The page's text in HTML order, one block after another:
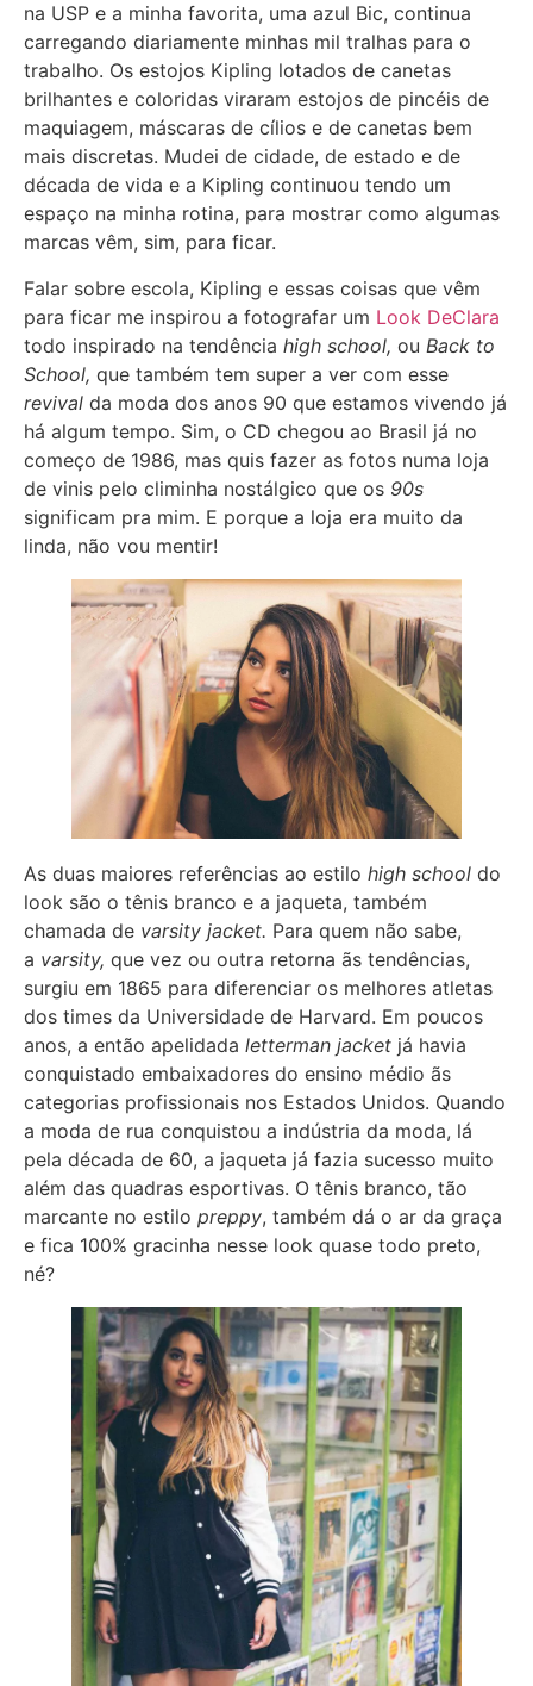
na USP e a minha favorita, uma azul Bic, continua
carregando diariamente minhas mil tralhas para o
trabalho. Os estojos Kipling lotados de canetas
brilhantes e coloridas viraram estojos de pincéis de
maquiagem, máscaras de cílios e de canetas bem
mais discretas. Mudei de cidade, de estado e de
década de vida e a Kipling continuou tendo um
espaço na minha rotina, para mostrar como algumas
marcas vêm, sim, para ficar.
Falar sobre escola, Kipling e essas coisas que vêm
para ficar me inspirou a fotografar um Look DeClara
todo inspirado na tendência high school, ou Back to
School, que também tem super a ver com esse
revival da moda dos anos 90 que estamos vivendo já
há algum tempo. Sim, o CD chegou ao Brasil já no
começo de 1986, mas quis fazer as fotos numa loja
de vinis pelo climinha nostálgico que os 90s
significam pra mim. E porque a loja era muito da
linda, não vou mentir!
As duas maiores referências ao estilo high school do
look são o tênis branco e a jaqueta, também
chamada de varsity jacket. Para quem não sabe,
a varsity, que vez ou outra retorna ãs tendências,
surgiu em 1865 para diferenciar os melhores atletas
dos times da Universidade de Harvard. Em poucos
anos, a então apelidada letterman jacket já havia
conquistado embaixadores do ensino médio ãs
categorias profissionais nos Estados Unidos. Quando
a moda de rua conquistou a indústria da moda, lá
pela década de 60, a jaqueta já fazia sucesso muito
além das quadras esportivas. O tênis branco, tão
marcante no estilo preppy, também dá o ar da graça
e fica 100% gracinha nesse look quase todo preto,
né?